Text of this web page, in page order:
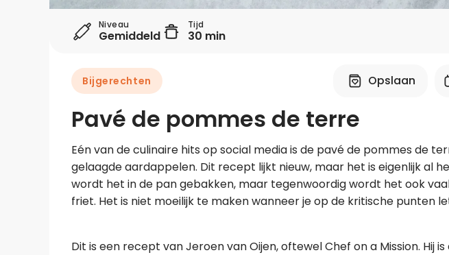
Niveau
Gemiddeld
Tijd
30 min
Bijgerechten Opslaan
Pavé de pommes de terre
Eén van de culinaire hits op social media is de pavé de pommes de
gelaagde aardappelen. Dit recept lijkt nieuw, maar het is eigenlijk al
wordt het in de pan gebakken, maar tegenwoordig wordt het ook
friet. Het is niet moeilijk te maken wanneer je op de kritische punten
Dit is een recept van Jeroen van Oijen, oftewel Chef on a Mission. Hij